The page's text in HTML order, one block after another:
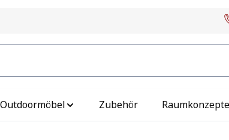
Outdoormöbel Zubehör Raumkonzepte